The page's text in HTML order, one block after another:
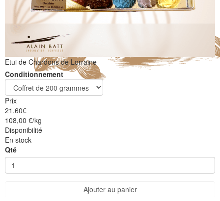
Etui de Chardons de Lorraine
Conditionnement
Prix
21,60€
108,00 €/kg
Disponibilité
En stock
Qté
Ajouter au panier